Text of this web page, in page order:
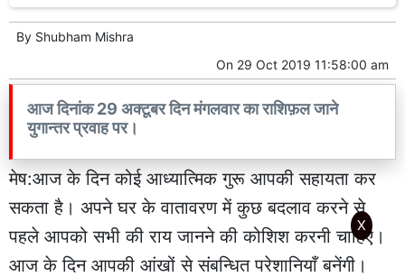
By Shubham Mishra
On 29 Oct 2019 11:58:00 am
आज दिनांक 29 अक्टूबर दिन मंगलवार का राशिफ़ल जाने
युगान्तर प्रवाह पर।
मेष:आज के दिन कोई आध्यात्मिक गुरू आपकी सहायता कर
सकता है। अपने घर के वातावरण में कुछ बदलाव करने से
पहले आपको सभी की राय जानने की कोशिश करनी चाहिए।
आज के दिन आपकी आंखों से संबन्धित परेशानियाँ बनेंगी।
X